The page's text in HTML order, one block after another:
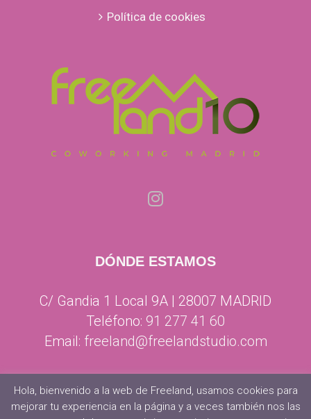
Política de cookies
DÓNDE ESTAMOS
C/ Gandia 1 Local 9A | 28007 MADRID
Teléfono: 91 277 41 60
Email: freeland@freelandstudio.com
Hola, bienvenido a la web de Freeland, usamos cookies para
mejorar tu experiencia en la página y a veces también nos las